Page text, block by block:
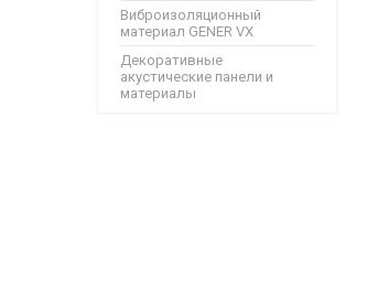
Виброизоляционный
материал GENER VX
Декоративные
акустические панели и
материалы